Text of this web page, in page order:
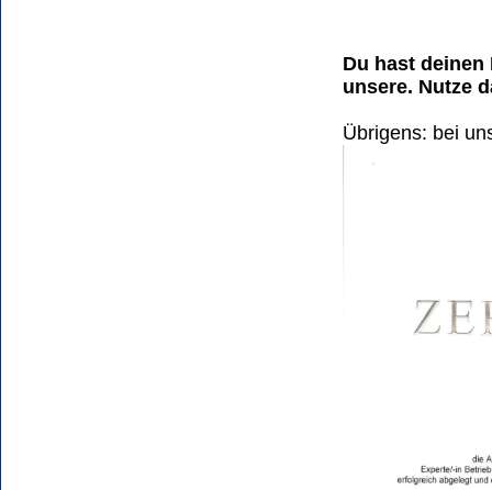
Du hast
unsere. Nutze
Übrigens: bei